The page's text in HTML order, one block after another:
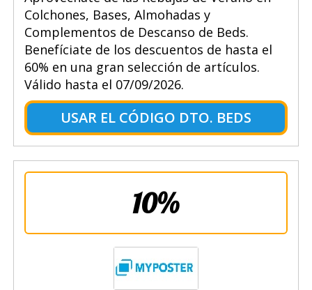
Colchones, Bases, Almohadas y
Complementos de Descanso de Beds.
Benefíciate de los descuentos de hasta el
60% en una gran selección de artículos.
Válido hasta el 07/09/2026.
USAR EL CÓDIGO DTO. BEDS
10%